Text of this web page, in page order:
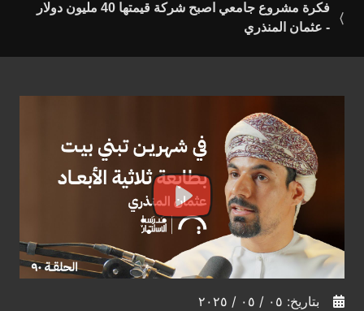
فكرة مشروع جامعي اصبح شركة قيمتها 40 مليون دولار
- عثمان المنذري
بتاريخ: ٠٥ / ٠٥ / ٢٠٢٥